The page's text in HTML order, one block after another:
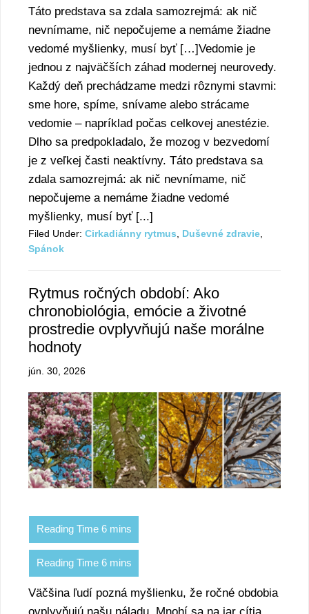
Táto predstava sa zdala samozrejmá: ak nič
nevnímame, nič nepočujeme a nemáme žiadne
vedomé myšlienky, musí byť […]Vedomie je
jednou z najväčších záhad modernej neurovedy.
Každý deň prechádzame medzi rôznymi stavmi:
sme hore, spíme, snívame alebo strácame
vedomie – napríklad počas celkovej anestézie.
Dlho sa predpokladalo, že mozog v bezvedomí
je z veľkej časti neaktívny. Táto predstava sa
zdala samozrejmá: ak nič nevnímame, nič
nepočujeme a nemáme žiadne vedomé
myšlienky, musí byť [...]
Filed Under: Cirkadiánny rytmus, Duševné zdravie,
Spánok
Rytmus ročných období: Ako
chronobiológia, emócie a životné
prostredie ovplyvňujú naše morálne
hodnoty
jún. 30, 2026
Väčšina ľudí pozná myšlienku, že ročné obdobia
ovplyvňujú našu náladu. Mnohí sa na jar cítia